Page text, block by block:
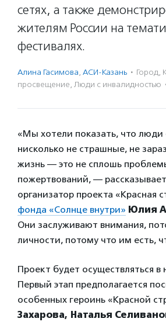
сетях, а также
жителям России на
фестивалях.
Алина Гасимова, АСИ-Казань · Город,
просвещение, Люди с инвалидностью
«Мы хотели показать, что люди
нисколько не страшные, не
жизнь — это не сплошь
пожертвований, —
организатор проекта «Красная
фонда «Солнце внутри» Юлия
Они заслуживают внимания,
личности, потому что им есть,
Проект будет осуществляться в
Первый этап предполагается
особенных героинь «Красной
Захарова, Наталья